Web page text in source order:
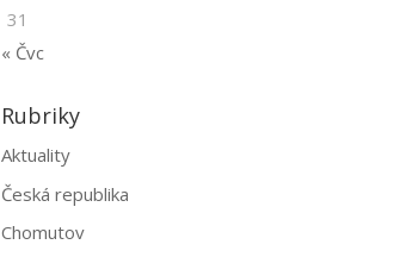
31
« Čvc
Rubriky
Aktuality
Česká republika
Chomutov